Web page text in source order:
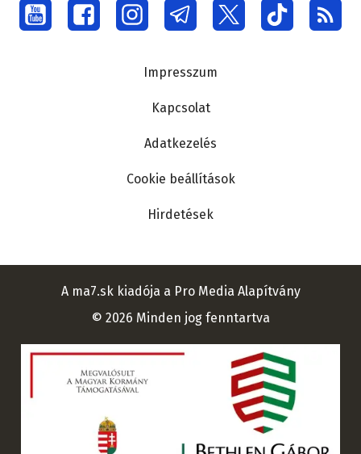
Social
menu
Impresszum
Kapcsolat
Adatkezelés
Cookie beállítások
Hirdetések
A ma7.sk kiadója a Pro Media Alapítvány
© 2026 Minden jog fenntartva